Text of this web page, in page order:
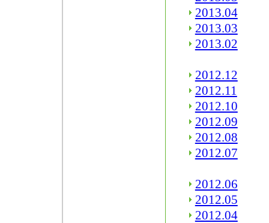
2013.04
2013.03
2013.02
2012.12
2012.11
2012.10
2012.09
2012.08
2012.07
2012.06
2012.05
2012.04